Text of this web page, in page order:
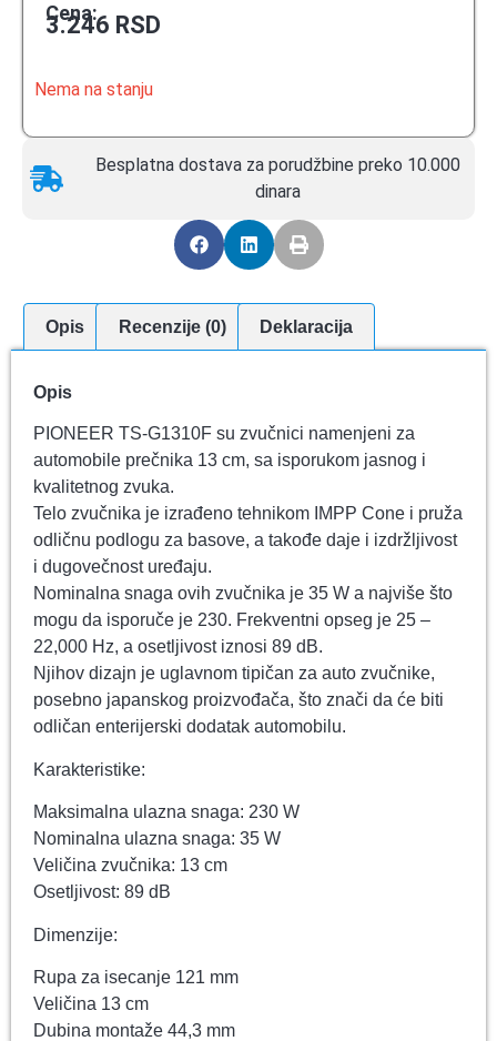
Cena:
3.246 RSD
Nema na stanju
Besplatna dostava za porudžbine preko 10.000
dinara
Opis Recenzije (0) Deklaracija
Opis
PIONEER TS-G1310F su zvučnici namenjeni za
automobile prečnika 13 cm, sa isporukom jasnog i
kvalitetnog zvuka.
Telo zvučnika je izrađeno tehnikom IMPP Cone i pruža
odličnu podlogu za basove, a takođe daje i izdržljivost
i dugovečnost uređaju.
Nominalna snaga ovih zvučnika je 35 W a najviše što
mogu da isporuče je 230. Frekventni opseg je 25 –
22,000 Hz, a osetljivost iznosi 89 dB.
Njihov dizajn je uglavnom tipičan za auto zvučnike,
posebno japanskog proizvođača, što znači da će biti
odličan enterijerski dodatak automobilu.
Karakteristike:
Maksimalna ulazna snaga: 230 W
Nominalna ulazna snaga: 35 W
Veličina zvučnika: 13 cm
Osetljivost: 89 dB
Dimenzije:
Rupa za isecanje 121 mm
Veličina 13 cm
Dubina montaže 44,3 mm